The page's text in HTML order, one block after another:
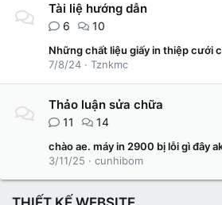
Tài liệ hướng dẫn
6 10
Những chất liệu giấy in thiệp cưới
7/8/24
Tznkmc
Thảo luận sửa chữa
11 14
3/11/25
cunhibom